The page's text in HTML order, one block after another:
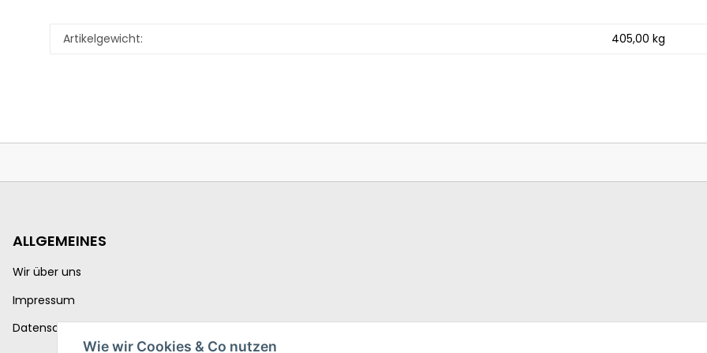
Artikelgewicht: 405,00 kg
ALLGEMEINES
Wir über uns
Impressum
Datenschutzerklärung
Wie wir Cookies & Co nutzen